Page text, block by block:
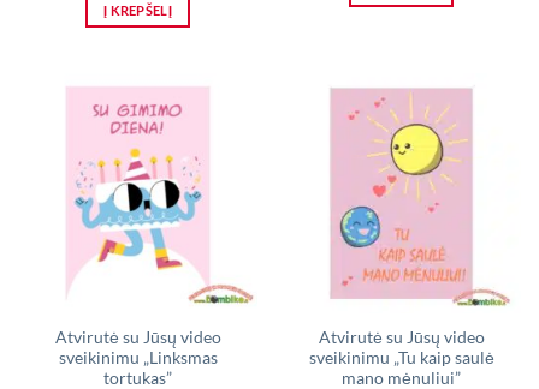
Į KREPŠELĮ
Atvirutė su Jūsų video
sveikinimu „Linksmas
tortukas”
Atvirutė su Jūsų video
sveikinimu „Tu kaip saulė
mano mėnuliui”